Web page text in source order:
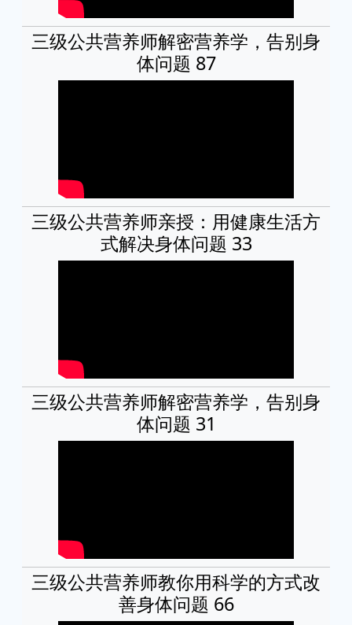
三级公共营养师解密营养学，告别身
体问题 87
三级公共营养师亲授：用健康生活方
式解决身体问题 33
三级公共营养师解密营养学，告别身
体问题 31
三级公共营养师教你用科学的方式改
善身体问题 66